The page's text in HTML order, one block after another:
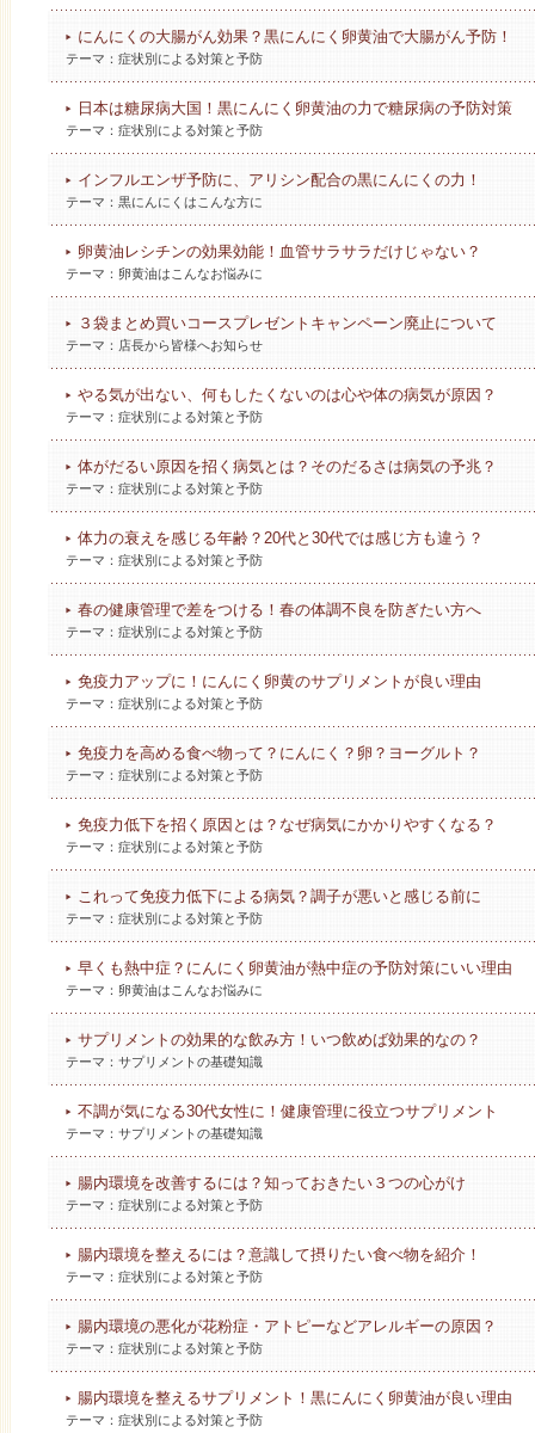
にんにくの大腸がん効果？黒にんにく卵黄油で大腸がん予防！
テーマ： 症状別による対策と予防
日本は糖尿病大国！黒にんにく卵黄油の力で糖尿病の予防対策
テーマ： 症状別による対策と予防
インフルエンザ予防に、アリシン配合の黒にんにくの力！
テーマ： 黒にんにくはこんな方に
卵黄油レシチンの効果効能！血管サラサラだけじゃない？
テーマ： 卵黄油はこんなお悩みに
３袋まとめ買いコースプレゼントキャンペーン廃止について
テーマ： 店長から皆様へお知らせ
やる気が出ない、何もしたくないのは心や体の病気が原因？
テーマ： 症状別による対策と予防
体がだるい原因を招く病気とは？そのだるさは病気の予兆？
テーマ： 症状別による対策と予防
体力の衰えを感じる年齢？20代と30代では感じ方も違う？
テーマ： 症状別による対策と予防
春の健康管理で差をつける！春の体調不良を防ぎたい方へ
テーマ： 症状別による対策と予防
免疫力アップに！にんにく卵黄のサプリメントが良い理由
テーマ： 症状別による対策と予防
免疫力を高める食べ物って？にんにく？卵？ヨーグルト？
テーマ： 症状別による対策と予防
免疫力低下を招く原因とは？なぜ病気にかかりやすくなる？
テーマ： 症状別による対策と予防
これって免疫力低下による病気？調子が悪いと感じる前に
テーマ： 症状別による対策と予防
早くも熱中症？にんにく卵黄油が熱中症の予防対策にいい理由
テーマ： 卵黄油はこんなお悩みに
サプリメントの効果的な飲み方！いつ飲めば効果的なの？
テーマ： サプリメントの基礎知識
不調が気になる30代女性に！健康管理に役立つサプリメント
テーマ： サプリメントの基礎知識
腸内環境を改善するには？知っておきたい３つの心がけ
テーマ： 症状別による対策と予防
腸内環境を整えるには？意識して摂りたい食べ物を紹介！
テーマ： 症状別による対策と予防
腸内環境の悪化が花粉症・アトピーなどアレルギーの原因？
テーマ： 症状別による対策と予防
腸内環境を整えるサプリメント！黒にんにく卵黄油が良い理由
テーマ： 症状別による対策と予防